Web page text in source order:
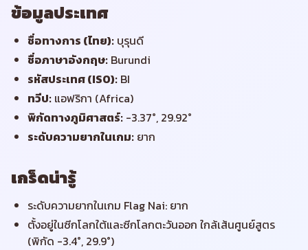
ข้อมูลประเทศ
ชื่อทางการ (ไทย): บุรุนดี
ชื่อภาษาอังกฤษ: Burundi
รหัสประเทศ (ISO): BI
ทวีป: แอฟริกา (Africa)
พิกัดทางภูมิศาสตร์: -3.37°, 29.92°
ระดับความยากในเกม: ยาก
เกร็ดน่ารู้
ระดับความยากในเกม Flag Nai: ยาก
ตั้งอยู่ในซีกโลกใต้และซีกโลกตะวันออก ใกล้เส้นศูนย์สูตร
(พิกัด -3.4°, 29.9°)